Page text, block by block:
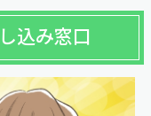
込み窓口